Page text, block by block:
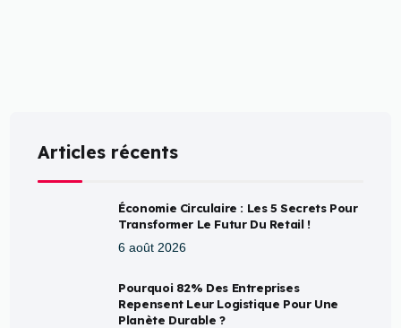
Articles récents
Économie Circulaire : Les 5 Secrets Pour
Transformer Le Futur Du Retail !
6 août 2026
Pourquoi 82% Des Entreprises
Repensent Leur Logistique Pour Une
Planète Durable ?